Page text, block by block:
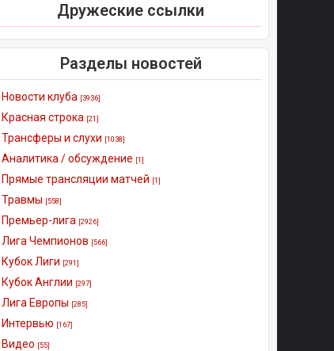
Дружеские ссылки
Разделы новостей
Новости клуба [3936]
Красная строка [21]
Трансферы и слухи [1038]
Аналитика / обсуждение [1]
Прямые трансляции матчей [1]
Травмы [558]
Премьер-лига [2926]
Лига Чемпионов [566]
Кубок Лиги [291]
Кубок Англии [297]
Лига Европы [285]
Интервью [167]
Видео [55]